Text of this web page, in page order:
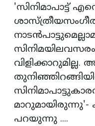
'സിനിമാപാട്ട് എന്നെ
വിളിക്കാറുമില്ല.
മാറുമായിരുന്നു'-
പറയുന്നു ....